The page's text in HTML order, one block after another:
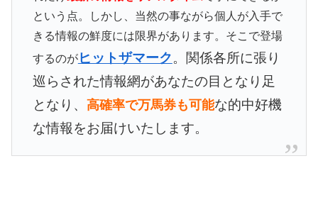
という点。しかし、当然の事ながら個人が入手で
きる情報の鮮度には限界があります。そこで登場
するのがヒットザマーク。関係各所に張り
巡らされた情報網があなたの目となり足
となり、 高確率で万馬券も可能な的中好機
な情報をお届けいたします。